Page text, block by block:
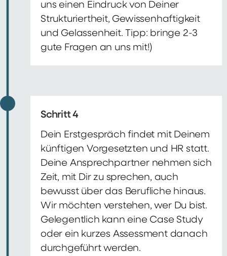
uns einen Eindruck von Deiner
Strukturiertheit, Gewissenhaftigkeit
und Gelassenheit. Tipp: bringe 2-3
gute Fragen an uns mit!)
Schritt 4
Dein Erstgespräch findet mit Deinem
künftigen Vorgesetzten und HR statt.
Deine Ansprechpartner nehmen sich
Zeit, mit Dir zu sprechen, auch
bewusst über das Berufliche hinaus.
Wir möchten verstehen, wer Du bist.
Gelegentlich kann eine Case Study
oder ein kurzes Assessment danach
durchgeführt werden.